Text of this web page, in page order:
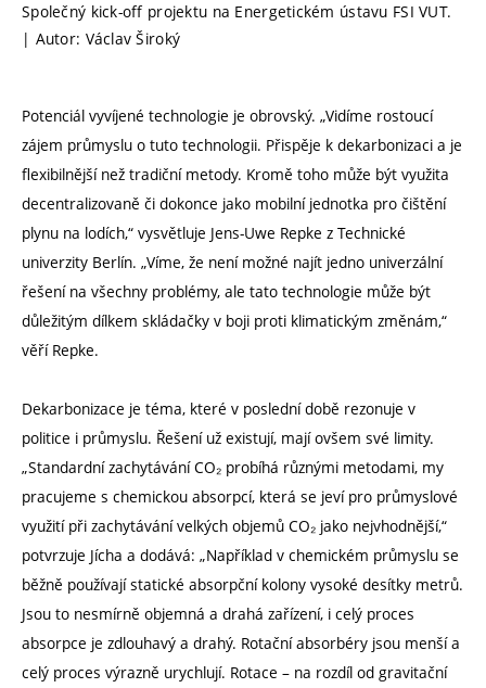
Společný kick-off projektu na Energetickém ústavu FSI VUT.
| Autor: Václav Široký
Potenciál vyvíjené technologie je obrovský. „Vidíme rostoucí
zájem průmyslu o tuto technologii. Přispěje k dekarbonizaci a je
flexibilnější než tradiční metody. Kromě toho může být využita
decentralizovaně či dokonce jako mobilní jednotka pro čištění
plynu na lodích,“ vysvětluje Jens-Uwe Repke z Technické
univerzity Berlín. „Víme, že není možné najít jedno univerzální
řešení na všechny problémy, ale tato technologie může být
důležitým dílkem skládačky v boji proti klimatickým změnám,“
věří Repke.
Dekarbonizace je téma, které v poslední době rezonuje v
politice i průmyslu. Řešení už existují, mají ovšem své limity.
„Standardní zachytávání CO₂ probíhá různými metodami, my
pracujeme s chemickou absorpcí, která se jeví pro průmyslové
využití při zachytávání velkých objemů CO₂ jako nejvhodnější,“
potvrzuje Jícha a dodává: „Například v chemickém průmyslu se
běžně používají statické absorpční kolony vysoké desítky metrů.
Jsou to nesmírně objemná a drahá zařízení, i celý proces
absorpce je zdlouhavý a drahý. Rotační absorbéry jsou menší a
celý proces výrazně urychlují. Rotace – na rozdíl od gravitační